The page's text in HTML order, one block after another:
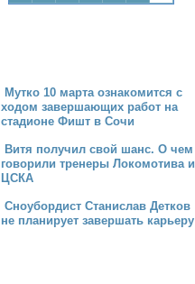
Мутко 10 марта ознакомится с
ходом завершающих работ на
стадионе Фишт в Сочи
Витя получил свой шанс. О чем
говорили тренеры Локомотива и
ЦСКА
Сноубордист Станислав Детков
не планирует завершать карьеру